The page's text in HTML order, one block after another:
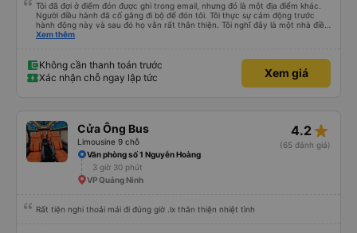
Tôi đã đợi ở điểm đón được ghi trong email, nhưng đó là một địa điểm khác.
Người điều hành đã cố gắng đi bộ để đón tôi. Tôi thực sự cảm động trước
hành động này và sau đó họ vẫn rất thân thiện. Tôi nghĩ đây là một nhà điều
hành xe buýt rất đáng tin cậy.
Xem thêm
Không cần thanh toán trước
Xác nhận chỗ ngay lập tức
Xem giá
Cửa Ông Bus
Limousine 9 chỗ
4.2 star_rate
(65 đánh giá)
Văn phòng số 1 Nguyễn Hoàng
3 giờ 30 phút
VP Quảng Ninh
Rất tiện nghi thoải mái đi đúng giờ .lx thân thiện nhiệt tình